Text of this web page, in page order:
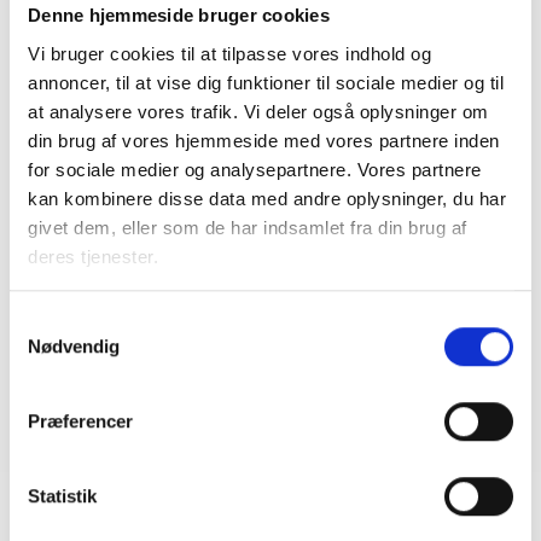
Denne hjemmeside bruger cookies
Vi bruger cookies til at tilpasse vores indhold og
annoncer, til at vise dig funktioner til sociale medier og til
at analysere vores trafik. Vi deler også oplysninger om
din brug af vores hjemmeside med vores partnere inden
for sociale medier og analysepartnere. Vores partnere
kan kombinere disse data med andre oplysninger, du har
givet dem, eller som de har indsamlet fra din brug af
deres tjenester.
Nødvendig
Præferencer
Statistik
Adm. direktør
Kontakt
Mette Nørgaard